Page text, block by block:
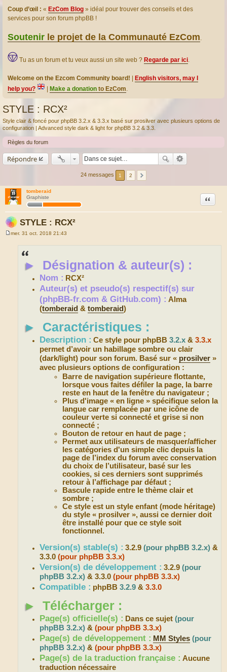
Coup d’œil : « EzCom Blog » idéal pour trouver des conseils et des
services pour son forum phpBB !
Soutenir le projet de la Communauté EzCom.
Tu as un forum et tu veux aussi un site web ? Regarde par ici.
Welcome on the Ezcom Community board!
English visitors, may I
help you?
Make a donation to EzCom.
STYLE : RCX²
Style clair & foncé pour phpBB 3.2.x & 3.3.x basé sur prosilver avec plusieurs options de
configuration | Advanced style dark & light for phpBB 3.2 & 3.3.
Règles du forum
Répondre
24 messages 1 2
tomberaid
Graphiste
STYLE : RCX²
Citation
mer. 31 oct. 2018 21:43
► Désignation & auteur(s) :
Nom : RCX²
Auteur(s) et pseudo(s) respectif(s) sur
(phpBB-fr.com & GitHub.com) : Alma
(tomberaid &tomberaid)
► Caractéristiques :
Description : Ce style pour phpBB3.2.x &3.3.x
permet d’avoir un habillage sombre ou clair
(dark/light) pour son forum. Basé sur « prosilver »
avec plusieurs options de configuration :
Barre de navigation supérieure flottante,
lorsque vous faites défiler la page, la barre
reste en haut de la fenêtre du navigateur ;
Plus d'image « en ligne » spécifique selon la
langue car remplacée par une icône de
couleur verte si connecté et grise si non
connecté ;
Bouton de retour en haut de page ;
Permet aux utilisateurs de masquer/afficher
les catégories d'un simple clic depuis la
page de l’index du forum avec conservation
du choix de l’utilisateur, basé sur les
cookies, si ces derniers sont supprimés
retour à l’affichage par défaut ;
Bascule rapide entre le thème clair et
sombre ;
Ce style est un style enfant (mode héritage)
du style « prosilver », aussi ce dernier doit
être installé pour que ce style soit
fonctionnel.
Version(s) stable(s) : 3.2.9(pour phpBB 3.2.x) &
3.3.0(pour phpBB 3.3.x)
Version(s) de développement : 3.2.9(pour
phpBB 3.2.x) & 3.3.0(pour phpBB 3.3.x)
Compatible : phpBB3.2.9 &3.3.0
► Télécharger :
Page(s) officielle(s) : Dans ce sujet(pour
phpBB 3.2.x) &(pour phpBB 3.3.x)
Page(s) de développement : MM Styles (pour
phpBB 3.2.x) &(pour phpBB 3.3.x)
Page(s) de la traduction française : Aucune
traduction nécessaire